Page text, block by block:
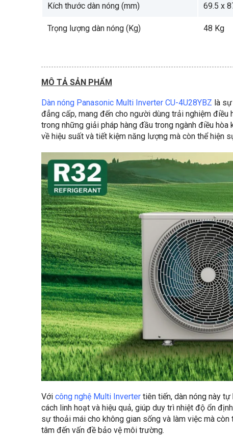
Kích thước dàn nóng (mm) 69.5 x
Trọng lượng dàn nóng (Kg) 48 Kg
MÔ TẢ SẢN PHẨM
Dàn nóng Panasonic Multi Inverter CU-4U28YBZ là
đẳng cấp, mang đến cho người dùng trải nghiệm
trong những giải pháp hàng đầu trong ngành điều hòa
về hiệu suất và tiết kiệm năng lượng mà còn thể hiện
Với công nghệ Multi Invertertiên tiến, dàn nóng này
cách linh hoạt và hiệu quả, giúp duy trì nhiệt độ ổn
sự thoải mái cho không gian sống và làm việc mà
tâm đến vấn đề bảo vệ môi trường.